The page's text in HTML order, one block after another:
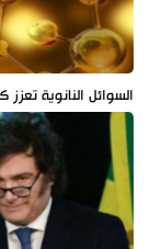
السوائل النانوية